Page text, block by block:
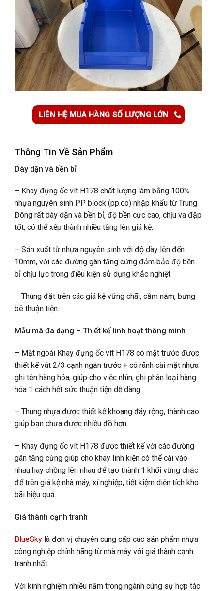
LIÊN HỆ MUA HÀNG SỐ LƯỢNG LỚN
Thông Tin Về Sản Phẩm
Dày dặn và bền bỉ
– Khay đựng ốc vít H178 chất lượng làm bằng 100%
nhựa nguyên sinh PP block (pp.co) nhập khẩu từ Trung
Đông rất dày dặn và bền bỉ, độ bền cực cao, chịu va đập
tốt, có thể xếp thành nhiều tầng lên giá kệ.
– Sản xuất từ nhựa nguyên sinh với độ dày lên đến
10mm, với các đường gân tăng cứng đảm bảo độ bền
bỉ chịu lực trong điều kiện sử dụng khắc nghiệt.
– Thùng đặt trên các giá kệ vững chãi, cầm nắm, bưng
bê thuận tiện.
Mẫu mã đa dạng – Thiết kế linh hoạt thông minh
– Mặt ngoài Khay đựng ốc vít H178 có mặt trước được
thiết kế vát 2/3 cạnh ngắn trước + có rãnh cài mặt nhựa
ghi tên hàng hóa; giúp cho việc nhìn, ghi phân loại hàng
hóa 1 cách hết sức thuận tiện dễ dàng.
– Thùng nhựa được thiết kế khoang đáy rộng, thành cao
giúp bạn chưa được nhiều đồ hơn.
– Khay đựng ốc vít H178 được thiết kế với các đường
gân tăng cứng giúp cho khay linh kiện có thể cài vào
nhau hay chồng lên nhau để tạo thành 1 khối vững chắc
để trên giá kệ nhà máy, xí nghiệp, tiết kiệm diện tích kho
bãi hiệu quả.
Giá thành cạnh tranh
BlueSky là đơn vị chuyên cung cấp các sản phẩm nhựa
công nghiệp chính hãng từ nhà máy với giá thành cạnh
tranh nhất.
Với kinh nghiệm nhiều năm trong ngành cùng sự hợp tác